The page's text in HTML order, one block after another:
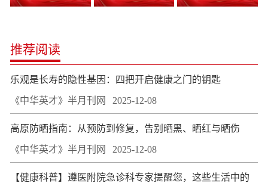
推荐阅读
乐观是长寿的隐性基因：四把开启健康之门的钥匙
《中华英才》半月刊网 2025-12-08
高原防晒指南：从预防到修复，告别晒黑、晒红与晒伤
《中华英才》半月刊网 2025-12-08
【健康科普】遵医附院急诊科专家提醒您，这些生活中的